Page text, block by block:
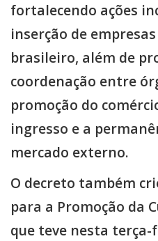
fortalecendo ações
inserção de
brasileiro, além de
coordenação entre
promoção do
ingresso e a
mercado externo.
O decreto também
para a Promoção da
que teve nesta